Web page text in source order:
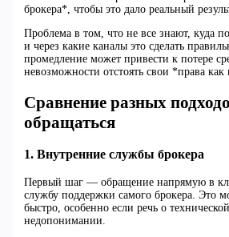
брокера*, чтобы это дало реальный
Проблема в том, что не все знают, куда
и через какие каналы это сделать
промедление может привести к потере
невозможности отстоять свои *права как
Сравнение разных
обращаться
1. Внутренние службы брокера
Первый шаг — обращение напрямую в
службу поддержки самого брокера. Это
быстро, особенно если речь о
недопонимании.